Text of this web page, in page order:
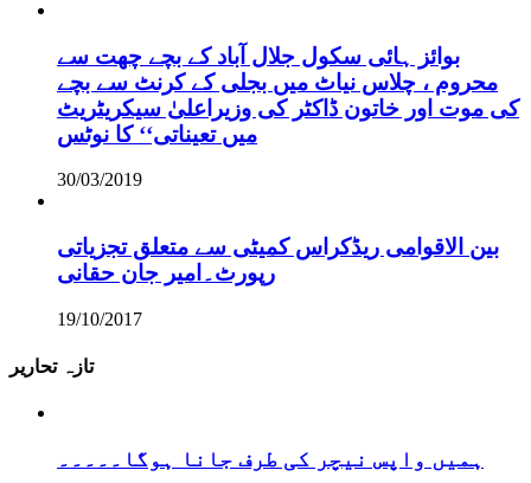
بوائز ہائی سکول جلال آباد کے بچے چھت سے
محروم ، چلاس نیاٹ میں بجلی کے کرنٹ سے بچے
کی موت اور خاتون ڈاکٹر کی وزیراعلیٰ سیکریٹریٹ
میں تعیناتی‘‘ کا نوٹس
30/03/2019
بین الاقوامی ریڈکراس کمیٹی سے متعلق تجزیاتی
رپورٹ۔امیر جان حقانی
19/10/2017
تازہ تحاریر
ہمیں واپس نیچر کی طرف جانا ہوگا۔۔۔۔۔